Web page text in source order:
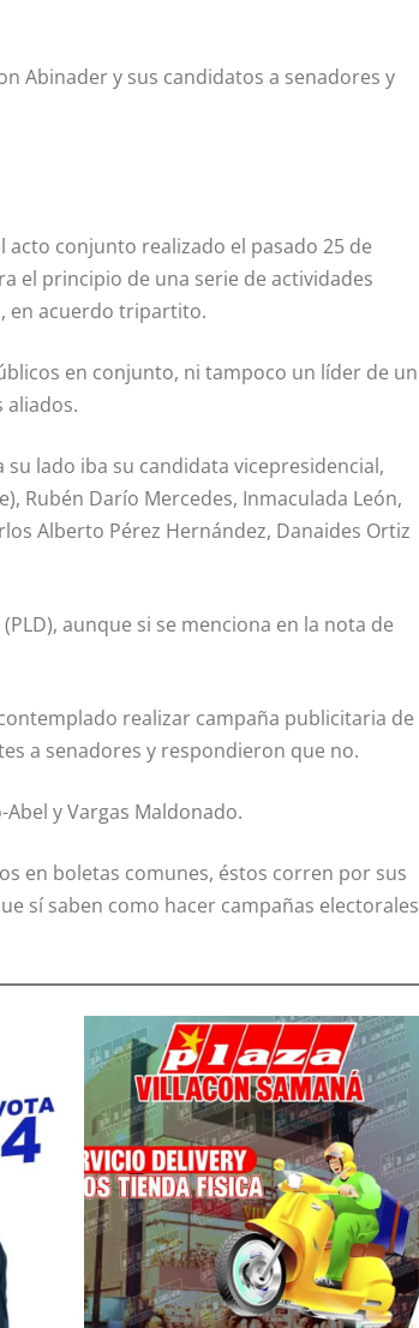
Abinader y sus candidatos a senadores y
conjunto realizado el pasado 25 de
el principio de una serie de actividades
en acuerdo tripartito.
en conjunto, ni tampoco un líder de un
aliados.
su lado iba su candidata vicepresidencial,
Rubén Darío Mercedes, Inmaculada León,
Alberto Pérez Hernández, Danaides Ortiz
aunque si se menciona en la nota de
realizar campaña publicitaria de
a senadores y respondieron que no.
y Vargas Maldonado.
en boletas comunes, éstos corren por sus
sí saben como hacer campañas electorales